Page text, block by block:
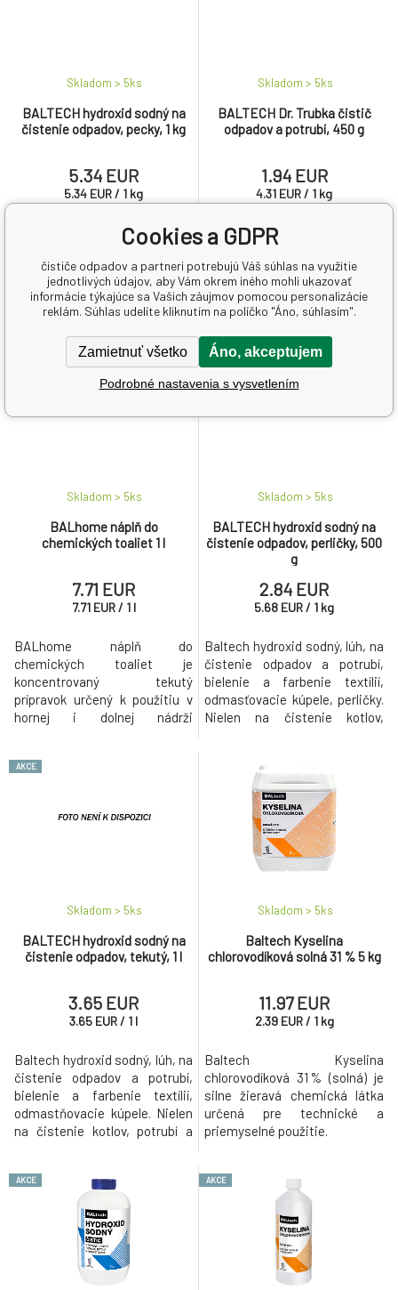
BALTECH hydroxid sodný na
čistenie odpadov, pecky, 1 kg
Skladom > 5ks
5.34 EUR
5.34 EUR/ 1 kg
Baltech hydroxid sodný, lúh, na
čistenie odpadov a potrubí,
bielenie a farbenie textílií,
odmasťovacie kúpele, perličky.
Nielen na čistenie kotlov,
potrubí a odpadov.
BALTECH Dr. Trubka čistič
odpadov a potrubí, 450 g
Skladom > 5ks
1.94 EUR
4.31 EUR/ 1 kg
Veľmi silný čistič potrubí a
odpadov pre každú domácnosť
a vďaka svojej sile aj pre
priemyselné použitie.
BALhome náplň do
chemických toaliet 1 l
Skladom > 5ks
7.71 EUR
7.71 EUR / 1 l
BALhome náplň do
chemických toaliet je
koncentrovaný tekutý
prípravok určený k použitiu v
hornej i dolnej nádrži
BALTECH hydroxid sodný na
čistenie odpadov, perličky, 500
g
Skladom > 5ks
2.84 EUR
5.68 EUR/ 1 kg
Baltech hydroxid sodný, lúh, na
čistenie odpadov a potrubí,
bielenie a farbenie textílií,
odmasťovacie kúpele, perličky.
Nielen na čistenie kotlov,
AKCE
BALTECH hydroxid sodný na
čistenie odpadov, tekutý, 1 l
Skladom > 5ks
3.65 EUR
3.65 EUR/ 1 l
Baltech hydroxid sodný, lúh, na
čistenie odpadov a potrubí,
bielenie a farbenie textílií,
odmastňovacie kúpele. Nielen
na čistenie kotlov, potrubí a
Baltech Kyselina
chlorovodíková solná 31 % 5 kg
Skladom > 5ks
11.97 EUR
2.39 EUR / 1 kg
Baltech Kyselina
chlorovodíková 31 % (solná) je
silne žieravá chemická látka
určená pre technické a
priemyselné použitie.
AKCE AKCE
Cookies a GDPR
čističe odpadov a partneri potrebujú Váš súhlas na využitie
jednotlivých údajov, aby Vám okrem iného mohli ukazovať
informácie týkajúce sa Vašich záujmov pomocou personalizácie
reklám. Súhlas udelíte kliknutím na políčko "Áno, súhlasím".
Zamietnuť všetko Áno, akceptujem
Podrobné nastavenia s vysvetlením